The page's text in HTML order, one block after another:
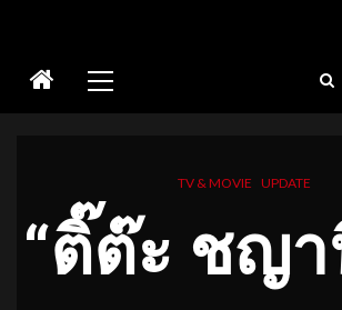
Menu
TV & MOVIE UPDATE
“ติ๊ต๊ะ ชญ